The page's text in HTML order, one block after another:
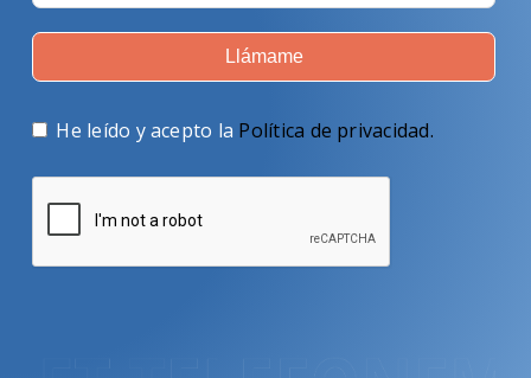
Llámame
He leído y acepto la Política de privacidad.